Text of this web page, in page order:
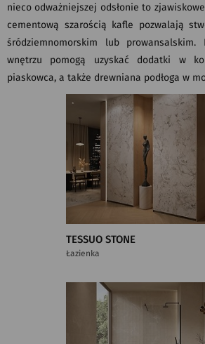
nieco odważniejszej odsłonie to zjawiskowe
cementową szarością kafle pozwalają
śródziemnomorskim lub
wnętrzu pomogą uzyskać dodatki w
piaskowca, a także drewniana podłoga w
TESSUO STONE
Łazienka